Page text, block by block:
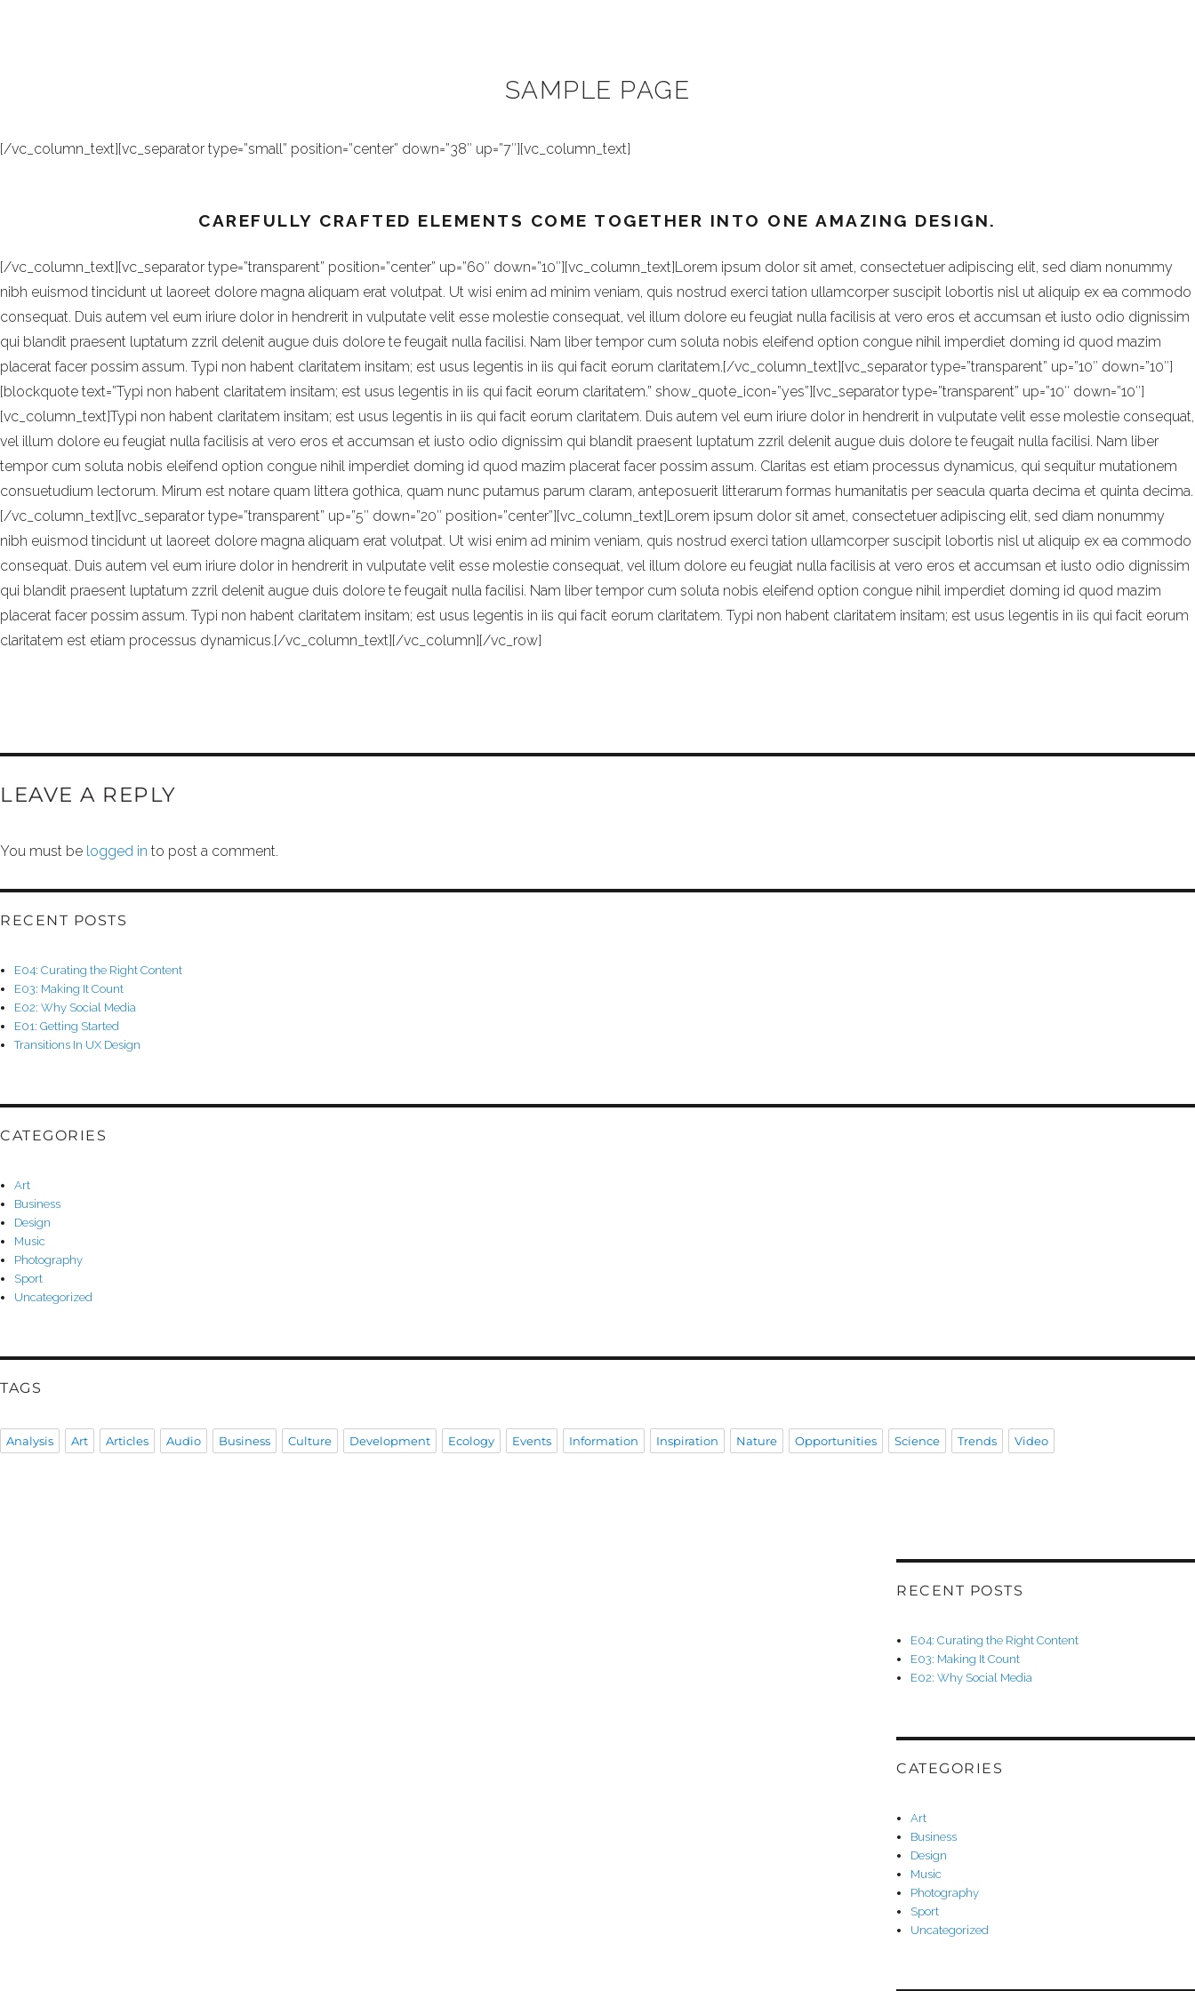
SAMPLE PAGE
[/vc_column_text][vc_separator type=”small” position=”center” down=”38″ up=”7″][vc_column_text]
CAREFULLY CRAFTED ELEMENTS COME TOGETHER INTO ONE AMAZING DESIGN.
[/vc_column_text][vc_separator type=”transparent” position=”center” up=”60″ down=”10″][vc_column_text]Lorem ipsum dolor sit amet, consectetuer adipiscing elit, sed diam nonummy
nibh euismod tincidunt ut laoreet dolore magna aliquam erat volutpat. Ut wisi enim ad minim veniam, quis nostrud exerci tation ullamcorper suscipit lobortis nisl ut aliquip ex ea commodo
consequat. Duis autem vel eum iriure dolor in hendrerit in vulputate velit esse molestie consequat, vel illum dolore eu feugiat nulla facilisis at vero eros et accumsan et iusto odio dignissim
qui blandit praesent luptatum zzril delenit augue duis dolore te feugait nulla facilisi. Nam liber tempor cum soluta nobis eleifend option congue nihil imperdiet doming id quod mazim
placerat facer possim assum. Typi non habent claritatem insitam; est usus legentis in iis qui facit eorum claritatem.[/vc_column_text][vc_separator type=”transparent” up=”10″ down=”10″]
[blockquote text=”Typi non habent claritatem insitam; est usus legentis in iis qui facit eorum claritatem.” show_quote_icon=”yes”][vc_separator type=”transparent” up=”10″ down=”10″]
[vc_column_text]Typi non habent claritatem insitam; est usus legentis in iis qui facit eorum claritatem. Duis autem vel eum iriure dolor in hendrerit in vulputate velit esse molestie consequat,
vel illum dolore eu feugiat nulla facilisis at vero eros et accumsan et iusto odio dignissim qui blandit praesent luptatum zzril delenit augue duis dolore te feugait nulla facilisi. Nam liber
tempor cum soluta nobis eleifend option congue nihil imperdiet doming id quod mazim placerat facer possim assum. Claritas est etiam processus dynamicus, qui sequitur mutationem
consuetudium lectorum. Mirum est notare quam littera gothica, quam nunc putamus parum claram, anteposuerit litterarum formas humanitatis per seacula quarta decima et quinta decima.
[/vc_column_text][vc_separator type=”transparent” up=”5″ down=”20″ position=”center”][vc_column_text]Lorem ipsum dolor sit amet, consectetuer adipiscing elit, sed diam nonummy
nibh euismod tincidunt ut laoreet dolore magna aliquam erat volutpat. Ut wisi enim ad minim veniam, quis nostrud exerci tation ullamcorper suscipit lobortis nisl ut aliquip ex ea commodo
consequat. Duis autem vel eum iriure dolor in hendrerit in vulputate velit esse molestie consequat, vel illum dolore eu feugiat nulla facilisis at vero eros et accumsan et iusto odio dignissim
qui blandit praesent luptatum zzril delenit augue duis dolore te feugait nulla facilisi. Nam liber tempor cum soluta nobis eleifend option congue nihil imperdiet doming id quod mazim
placerat facer possim assum. Typi non habent claritatem insitam; est usus legentis in iis qui facit eorum claritatem. Typi non habent claritatem insitam; est usus legentis in iis qui facit eorum
claritatem est etiam processus dynamicus.[/vc_column_text][/vc_column][/vc_row]
LEAVE A REPLY
You must be logged in to post a comment.
RECENT POSTS
E04: Curating the Right Content
E03: Making It Count
E02: Why Social Media
E01: Getting Started
Transitions In UX Design
CATEGORIES
Art
Business
Design
Music
Photography
Sport
Uncategorized
TAGS
Analysis Art Articles Audio Business Culture Development Ecology Events Information Inspiration Nature Opportunities Science Trends Video
RECENT POSTS
E04: Curating the Right Content
E03: Making It Count
E02: Why Social Media
CATEGORIES
Art
Business
Design
Music
Photography
Sport
Uncategorized